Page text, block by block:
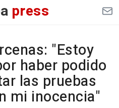
press
"Estoy
haber podido
las pruebas
mi inocencia"